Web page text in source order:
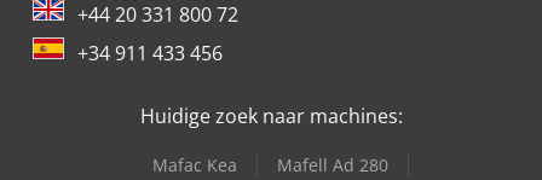
+44 20 331 800 72
+34 911 433 456
Huidige zoek naar machines:
Mafac Kea
Mafell Ad 280